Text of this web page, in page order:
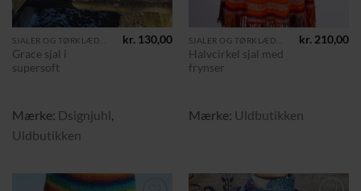
Grace sjal i
supersoft
kr. 130,00
Mærke: Dsignjuhl,
Uldbutikken
Halvcirkel sjal med
frynser
kr. 210,00
Mærke: Uldbutikken